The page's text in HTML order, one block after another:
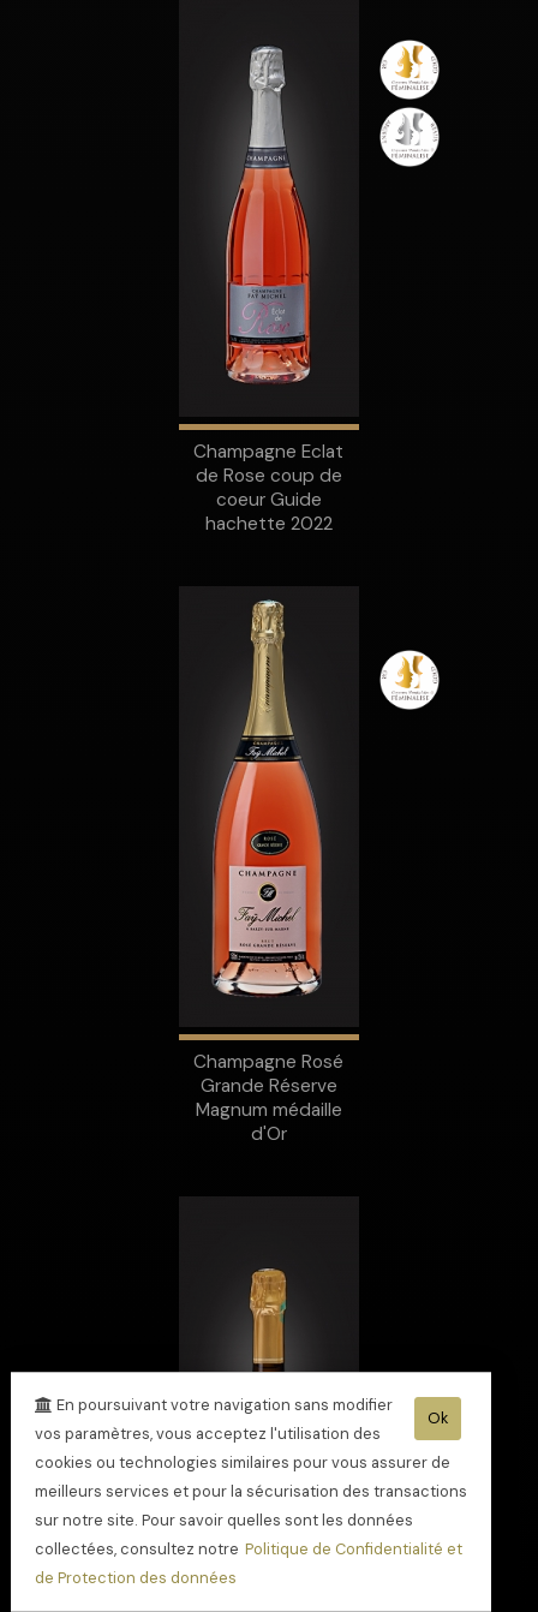
Champagne Eclat
de Rose coup de
coeur Guide
hachette 2022
Champagne Rosé
Grande Réserve
Magnum médaille
d'Or
Ok
En poursuivant votre navigation sans modifier
vos paramètres, vous acceptez l'utilisation des
cookies ou technologies similaires pour vous assurer de
meilleurs services et pour la sécurisation des transactions
sur notre site. Pour savoir quelles sont les données
collectées, consultez notre Politique de Confidentialité et
de Protection des données